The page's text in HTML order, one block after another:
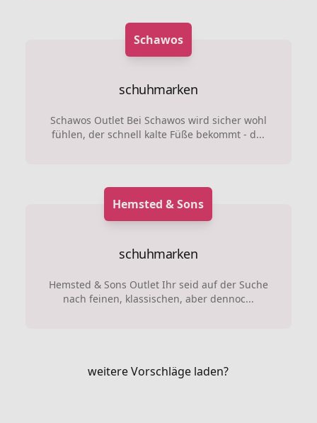
Schawos
schuhmarken
Schawos Outlet Bei Schawos wird sicher wohl
fühlen, der schnell kalte Füße bekommt - d...
Hemsted & Sons
schuhmarken
Hemsted & Sons Outlet Ihr seid auf der Suche
nach feinen, klassischen, aber dennoc...
weitere Vorschläge laden?